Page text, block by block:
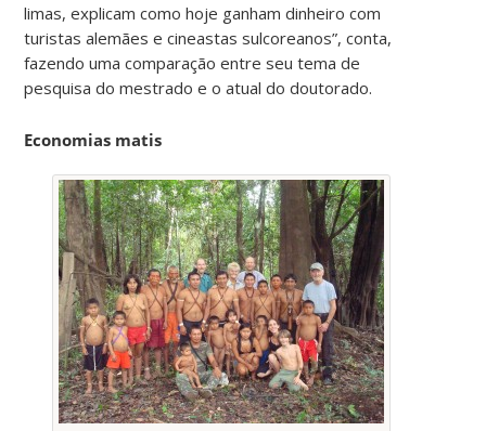
limas, explicam como hoje ganham dinheiro com
turistas alemães e cineastas sulcoreanos”, conta,
fazendo uma comparação entre seu tema de
pesquisa do mestrado e o atual do doutorado.
Economias matis